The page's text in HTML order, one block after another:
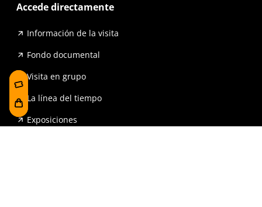
Accede directamente
Información de la visita
Fondo documental
Visita en grupo
La línea del tiempo
Exposiciones